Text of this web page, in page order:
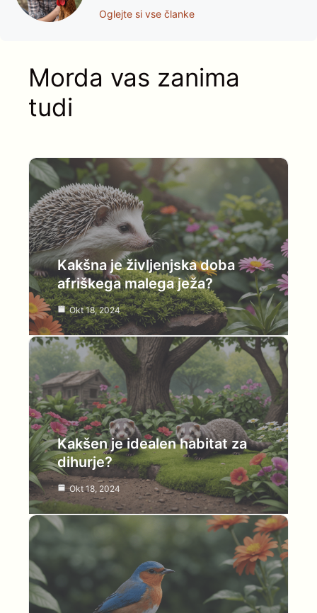
Oglejte si vse članke
Morda vas zanima
tudi
Kakšna je življenjska doba
afriškega malega ježa?
Okt 18, 2024
Kakšen je idealen habitat za
dihurje?
Okt 18, 2024